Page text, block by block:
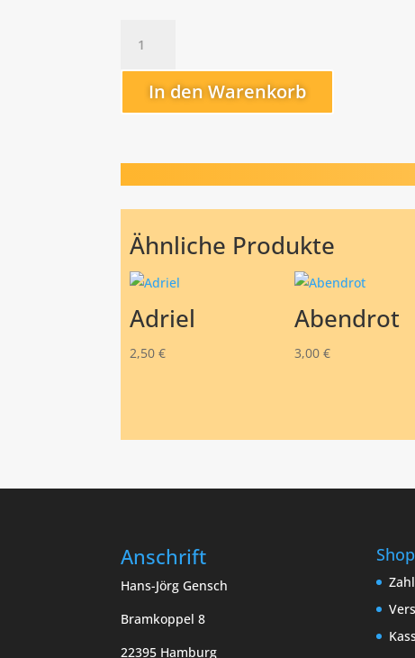
Face
MengeIn den Warenkorb
Ähnliche Produkte
Adriel
2,50€
Abendrot
3,00 €
Anschrift
Hans-Jörg Gensch
Bramkoppel 8
22395 Hamburg
Shop